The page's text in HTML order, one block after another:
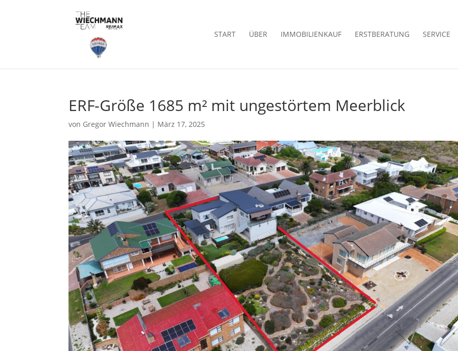
START ÜBER IMMOBILIENKAUF ERSTBERATUNG SERVICE
ERF-Größe 1685 m² mit ungestörtem Meerblick
von Gregor Wiechmann | März 17, 2025